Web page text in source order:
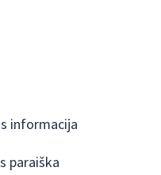
informacija
paraiška